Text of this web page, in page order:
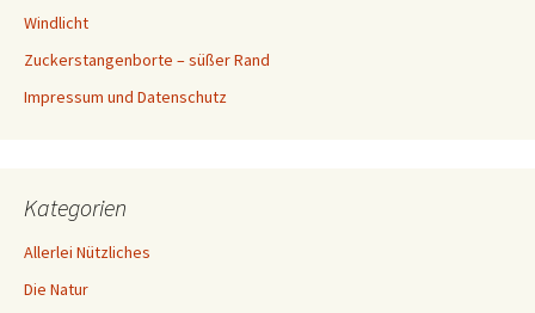
Windlicht
Zuckerstangenborte – süßer Rand
Impressum und Datenschutz
Kategorien
Allerlei Nützliches
Die Natur